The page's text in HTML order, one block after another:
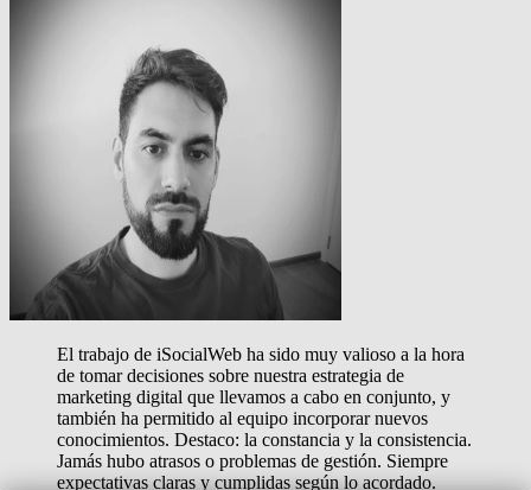
El trabajo de iSocialWeb ha sido muy valioso a la hora
de tomar decisiones sobre nuestra estrategia de
marketing digital que llevamos a cabo en conjunto, y
también ha permitido al equipo incorporar nuevos
conocimientos. Destaco: la constancia y la consistencia.
Jamás hubo atrasos o problemas de gestión. Siempre
expectativas claras y cumplidas según lo acordado.